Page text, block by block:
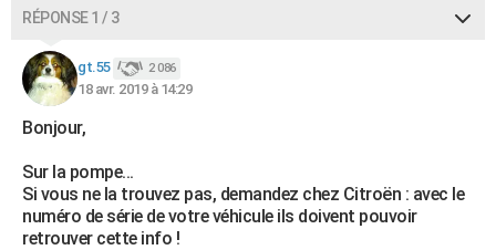
S'inscrire
Se connecter
Lycées
Collèges
Primaires
Universités
Entreprises
Service militaire
Avis de recherche
AVIS DE DÉCÈS
FORUM
Bricolage
Lifestyle
Culture
Sport
Auto
Television
Voyage
Cinema
RÉPONSE 1 / 3
gt.55 2 086
18 avr. 2019 à 14:29
Bonjour,
Sur la pompe...
Si vous ne la trouvez pas, demandez chez Citroën : avec le
numéro de série de votre véhicule ils doivent pouvoir
retrouver cette info !